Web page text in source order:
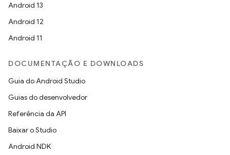
Android 13
Android 12
Android 11
DOCUMENTAÇÃO E DOWNLOADS
Guia do Android Studio
Guias do desenvolvedor
Referência da API
Baixar o Studio
Android NDK